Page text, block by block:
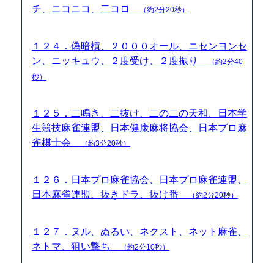
チ、ニコニコ、二コロ
（約2分20秒）
１２４．偽暗槓、２０００オール、ニセンヨンセ
ン、ニッキュウ、２度受け、２度振り
（約2分40
秒）
１２５．二鳴き、二抜け、二の二の天和、日本学
生競技麻雀連盟、日本健康麻将協会、日本プロ麻
雀棋士会
（約3分20秒）
１２６．日本プロ麻雀協会、日本プロ麻雀連盟、
日本麻雀連盟、抜きドラ、抜け番
（約2分20秒）
１２７．ヌル、ぬるい、ネクスト、ネット麻雀、
ネトマ、狙い撃ち
（約2分10秒）